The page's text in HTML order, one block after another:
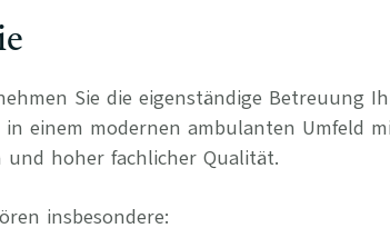
Sie die eigenständige Betreuung
einem modernen ambulanten Umfeld
hoher fachlicher Qualität.
insbesondere: